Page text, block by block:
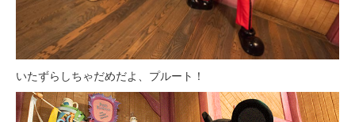
いたずらしちゃだめだよ、プルート！